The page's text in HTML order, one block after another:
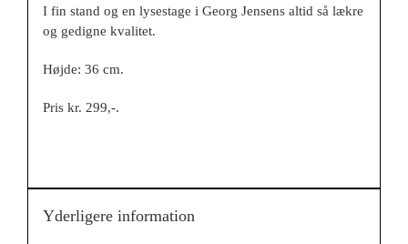
I fin stand og en lysestage i Georg Jensens altid så lækre
og gedigne kvalitet.
Højde: 36 cm.
Pris kr. 299,-.
Yderligere information